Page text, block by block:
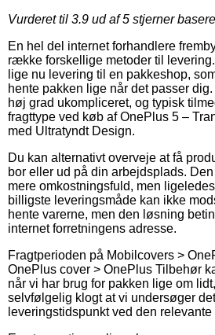
Vurderet til 3.9 ud af 5 stjerner
En hel del internet forhandlere
række forskellige metoder til
lige nu levering til en pakkeshop,
hente pakken lige når det passer
høj grad ukompliceret, og typisk
fragttype ved køb af OnePlus 5 –
med Ultratyndt Design.
Du kan alternativt overveje at få
bor eller ud på din arbejdsplads.
mere omkostningsfuld, men
billigste leveringsmåde kan ikke
hente varerne, men den løsning
internet forretningens adresse.
Fragtperioden på Mobilcovers >
OnePlus cover > OnePlus Tilbehør
når vi har brug for pakken lige om
selvfølgelig klogt at vi undersøger
leveringstidspunkt ved den relevante